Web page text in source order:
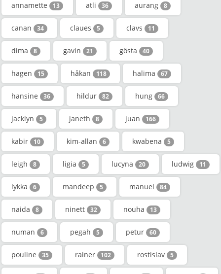
annamette 13 atli 36 aurang 8
canan 34 claues 5 clavs 11
dima 8 gavin 21 gösta 40
hagen 15 håkan 118 halima 67
hansine 36 hildur 82 hung 66
jacklyn 5 janeth 8 juan 166
kabir 10 kim-allan 6 kwabena 5
leigh 8 ligia 5 lucyna 20 ludwig 11
lykka 6 mandeep 5 manuel 84
naida 8 ninett 32 nouha 13
numan 6 pegah 5 petur 60
pouline 35 rainer 102 rostislav 5